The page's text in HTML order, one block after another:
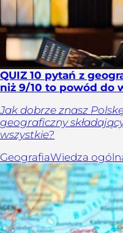
QUIZ 10 pytań z
niż 9/10 to powód do
Jak dobrze znasz
geograficzny
wszystkie?
GeografiaWiedza